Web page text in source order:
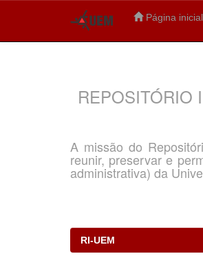
Página inicial
REPOSITÓRIO
A missão do
reunir, preservar e
administrativa) da
RI-UEM